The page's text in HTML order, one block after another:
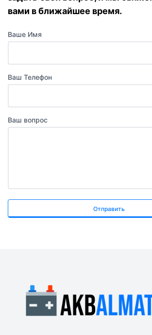
вами в ближайшее время.
Ваше Имя
Ваш Телефон
Ваш вопрос
Отправить